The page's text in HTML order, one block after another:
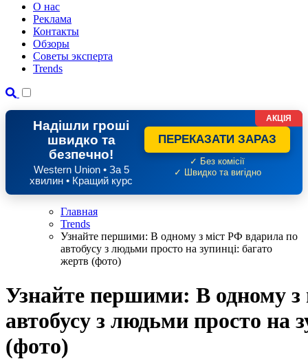
О нас
Реклама
Контакты
Обзоры
Советы эксперта
Trends
Надішли гроші
швидко та
безпечно!
Western Union • За 5
хвилин • Кращий курс
ПЕРЕКАЗАТИ ЗАРАЗ
✓ Без комісії
✓ Швидко та вигідно
АКЦІЯ
Главная
Trends
Узнайте першими: В одному з міст РФ вдарила по
автобусу з людьми просто на зупинці: багато
жертв (фото)
Узнайте першими: В одному з
автобусу з людьми просто на
(фото)